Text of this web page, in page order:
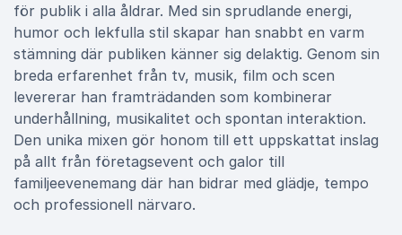
för publik i alla åldrar. Med sin sprudlande energi,
humor och lekfulla stil skapar han snabbt en varm
stämning där publiken känner sig delaktig. Genom sin
breda erfarenhet från tv, musik, film och scen
levererar han framträdanden som kombinerar
underhållning, musikalitet och spontan interaktion.
Den unika mixen gör honom till ett uppskattat inslag
på allt från företagsevent och galor till
familjeevenemang där han bidrar med glädje, tempo
och professionell närvaro.